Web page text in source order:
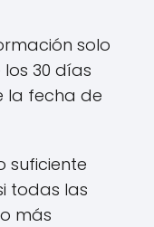
solo
30 días
la fecha de
suficiente
todas las
más